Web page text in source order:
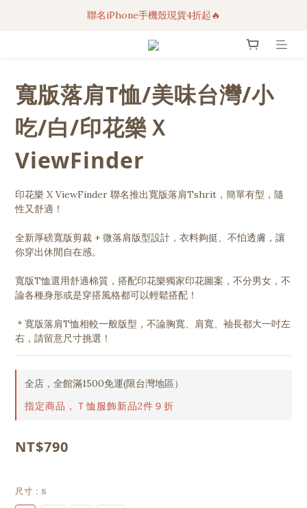
3C科技好物｜任選2件95折！
聯名iPhone手機殼現貨4折起🔥
超人氣聯名自動傘任2件9折！
寬版落肩T恤/美味台灣/小
吃/白/印花樂Ｘ
ViewFinder
印花樂 X ViewFinder 聯名推出寬版落肩Tshrit，簡單有型，隨
性又舒適！
全新厚磅寬版剪裁 + 微落肩版型設計，衣料夠挺、不怕透膚，讓
你穿出休閒自在感。
寬版T恤選用舒適棉質，搭配印花樂獨家印花圖案，不分男女，不
論各種身形或是穿搭風格都可以輕鬆搭配！
＊寬版落肩T恤相較一般版型，不論胸寬、肩寬、袖長都大一吋左
右，請留意尺寸挑選！
全店，全館滿1500免運(限台灣地區）
指定商品，Ｔ恤服飾新品2件９折
NT$790
尺寸 : S